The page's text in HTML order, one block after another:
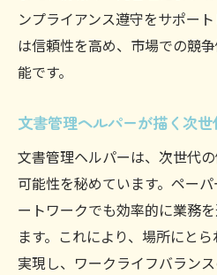
ンプライアンス遵守をサポー
は信頼性を高め、市場での競
能です。
文書管理ヘルパーが描く次
文書管理ヘルパーは、次世代
可能性を秘めています。ペー
ートワークでも効率的に業務
ます。これにより、場所にと
実現し、ワークライフバラン